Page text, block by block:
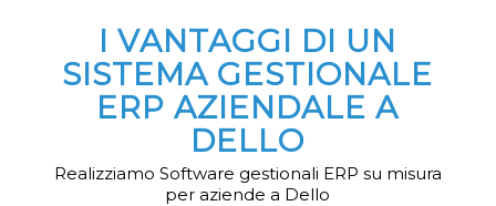
I VANTAGGI DI UN
SISTEMA GESTIONALE
ERP AZIENDALE A
DELLO
Realizziamo Software gestionali ERP su misura
per aziende a Dello